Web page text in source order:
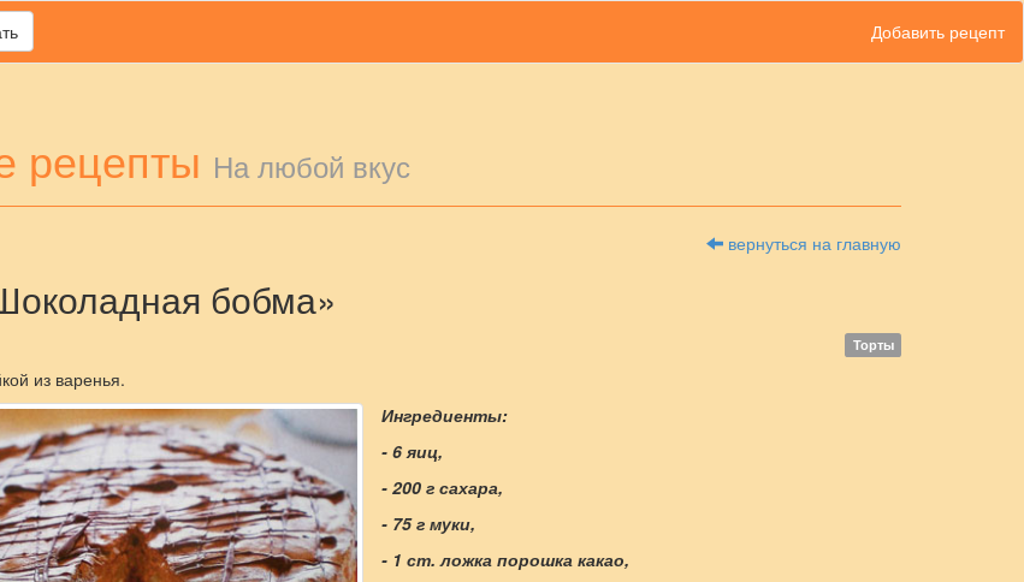
Добавить рецепт
рецепты На любой вкус
вернуться на главную
бобма»
Торты
из варенья.
Ингредиенты:
- 6 яиц,
- 200 г сахара,
- 75 г муки,
- 1 ст. ложка порошка какао,